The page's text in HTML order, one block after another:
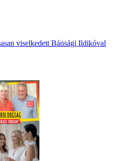
viselkedett Bánsági Ildikóval